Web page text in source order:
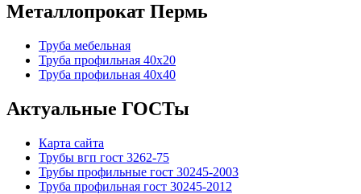
Металлопрокат Пермь
Труба мебельная
Труба профильная 40х20
Труба профильная 40х40
Актуальные ГОСТы
Карта сайта
Трубы вгп гост 3262-75
Трубы профильные гост 30245-2003
Труба профильная гост 30245-2012